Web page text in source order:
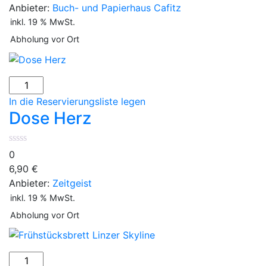
Anbieter: Buch- und Papierhaus Cafitz
inkl. 19 % MwSt.
Abholung vor Ort
Dose
Herz
Menge
In die Reservierungsliste legen
Dose Herz
0
6,90 €
Anbieter: Zeitgeist
inkl. 19 % MwSt.
Abholung vor Ort
Frühstücksbrett